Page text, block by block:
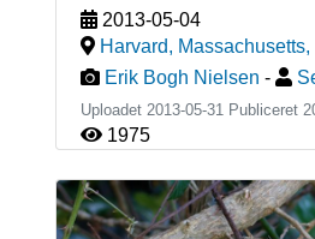
2013-05-04
Harvard, Massachusetts,
Erik Bogh Nielsen -
Uploadet 2013-05-31 Publiceret
1975